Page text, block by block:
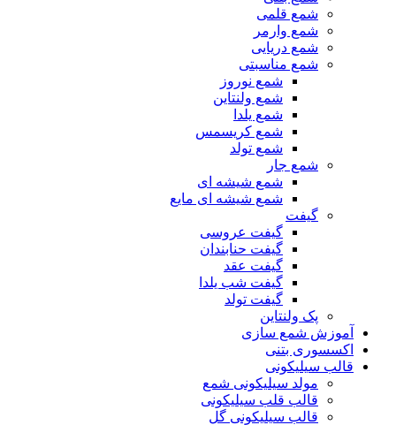
شمع قلمی
شمع وارمر
شمع دریایی
شمع مناسبتی
شمع نوروز
شمع ولنتاین
شمع یلدا
شمع کریسمس
شمع تولد
شمع جار
شمع شیشه ای
شمع شیشه ای مایع
گیفت
گیفت عروسی
گیفت حنابندان
گیفت عقد
گیفت شب یلدا
گیفت تولد
پک ولنتاین
آموزش شمع سازی
اکسسوری بتنی
قالب سیلیکونی
مولد سیلیکونی شمع
قالب قلب سیلیکونی
قالب سیلیکونی گل